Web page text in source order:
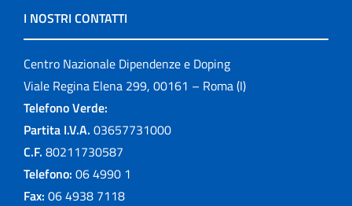
I NOSTRI CONTATTI
Centro Nazionale Dipendenze e Doping
Viale Regina Elena 299, 00161 – Roma (I)
Telefono Verde:
Partita I.V.A. 03657731000
C.F. 80211730587
Telefono: 06 4990 1
Fax: 06 4938 7118